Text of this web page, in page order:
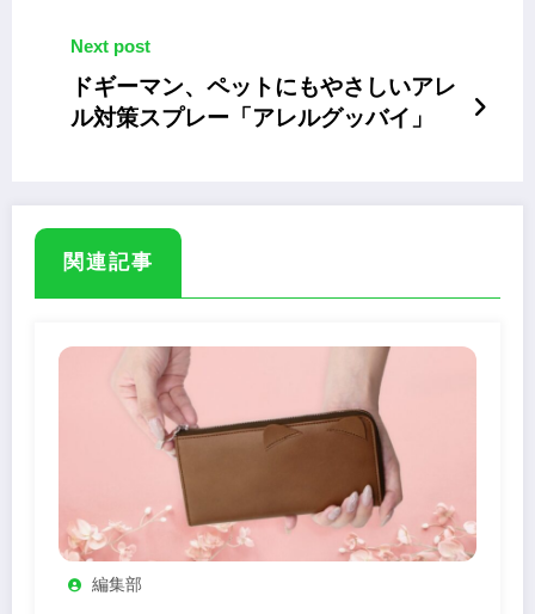
Next post
ドギーマン、ペットにもやさしいアレ
ル対策スプレー「アレルグッバイ」
関連記事
編集部